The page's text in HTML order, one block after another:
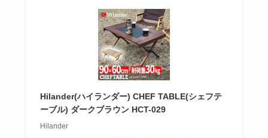
Hilander(ハイランダー) CHEF TABLE(シェフテ
ーブル) ダークブラウン HCT-029
Hilander